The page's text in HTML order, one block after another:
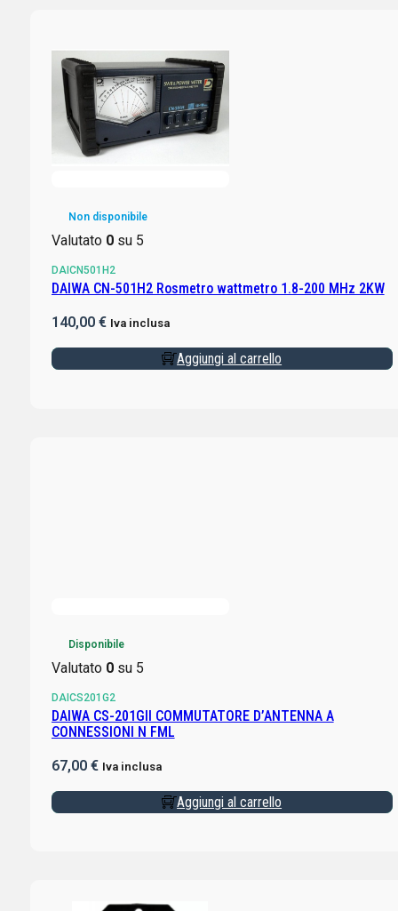
Non disponibile
Valutato 0su 5
DAICN501H2
DAIWA CN-501H2 Rosmetro wattmetro 1.8-200 MHz 2KW
140,00 € Iva inclusa
Aggiungi al carrello
Disponibile
Valutato 0su 5
DAICS201G2
DAIWA CS-201GII COMMUTATORE D’ANTENNA A
CONNESSIONI N FML
67,00 € Iva inclusa
Aggiungi al carrello